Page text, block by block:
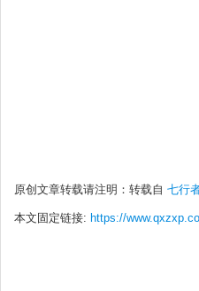
原创文章转载请注明：转载自 七行
本文固定链接: https://